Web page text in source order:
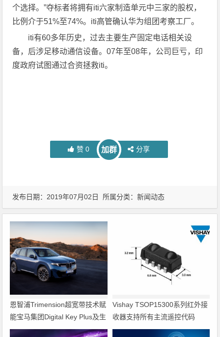
个选择。”夺标者将拥有iti六家制造单元中三家的股权，
比例介于51%至74%。iti高管确认华为组团考察工厂。
iti有60多年历史，过去主要生产固定电话相关设
备，后涉足移动通信设备。07年至08年，公司巨亏，印
度政府试图通过合资拯救iti。
赞 0 加群 分享
发布日期：2019年07月02日 所属分类：新闻动态
恩智浦Trimension超宽带技术赋
能宝马集团Digital Key Plus及生
命体存在检测功能
Vishay TSOP15300系列红外接
收器支持所有主流遥控代码